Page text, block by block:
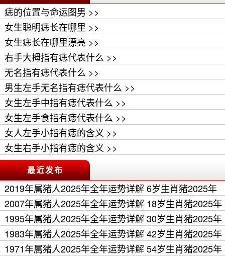
痣的位置与命运图男 >>
女生聪明痣长在哪里 >>
女生痣长在哪里漂亮 >>
右手大拇指有痣代表什么 >>
无名指有痣代表什么 >>
男生左手无名指有痣代表什么 >>
女生左手中指有痣代表什么 >>
女生左手食指有痣代表什么 >>
女人左手小指有痣的含义 >>
女生右手小指有痣的含义 >>
最近发布
2019年属猪人2025年全年运势详解 6岁生肖猪2025年
每月运程 >>
2007年属猪人2025年全年运势详解 18岁生肖猪2025年
每月运程 >>
1995年属猪人2025年全年运势详解 30岁生肖猪2025年
每月运程 >>
1983年属猪人2025年全年运势详解 42岁生肖猪2025年
每月运程 >>
1971年属猪人2025年全年运势详解 54岁生肖猪2025年